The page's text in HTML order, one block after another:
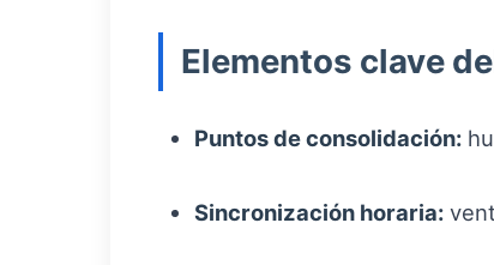
Elementos clave
Puntos de consolidación:
Sincronización horaria: